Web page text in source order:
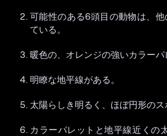
可能性のある6頭目の動物は、
ている。
暖色の、オレンジの強いカラーパ
明瞭な地平線がある。
太陽らしき明るく、ほぼ円形のス
カラーパレットと地平線近くの